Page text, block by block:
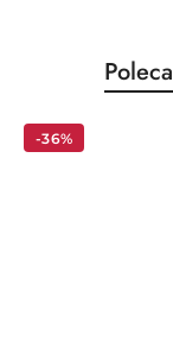
Pomiń
o
-36%